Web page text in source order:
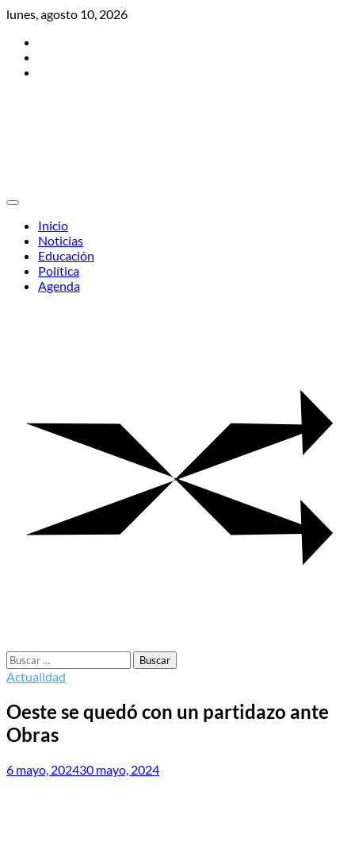
Skip
content
lunes, agosto 10, 2026
Inicio
Noticias
Educación
Política
Agenda
Buscar:
Actualidad
Oeste se quedó con un partidazo ante
Obras
6 mayo, 202430 mayo, 2024